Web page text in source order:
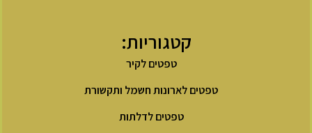
קטגוריות:
טפטים לקיר
טפטים לארונות חשמל ותקשורת
טפטים לדלתות